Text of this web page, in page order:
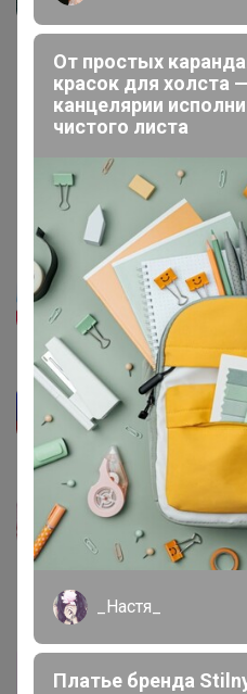
Закупка
От простых
красок для холста
канцелярии
чистого листа
_Настя_
Платье бренда